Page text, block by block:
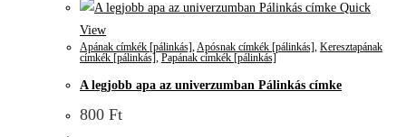
Quick
View
Apának címkék [pálinkás],Apósnak címkék [pálinkás], Keresztapának
címkék [pálinkás], Papának címkék [pálinkás]
A legjobb apa az univerzumban Pálinkás címke
800 Ft